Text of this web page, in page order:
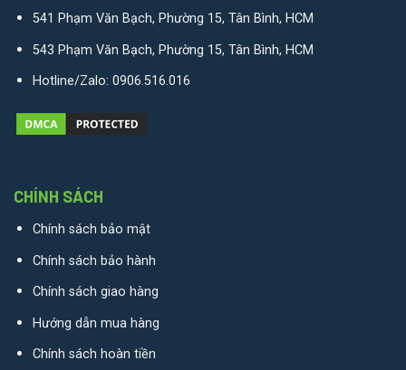
541 Phạm Văn Bạch, Phường 15, Tân Bình, HCM
543 Phạm Văn Bạch, Phường 15, Tân Bình, HCM
Hotline/Zalo: 0906.516.016
CHÍNH SÁCH
Chính sách bảo mật
Chính sách bảo hành
Chính sách giao hàng
Hướng dẫn mua hàng
Chính sách hoàn tiền